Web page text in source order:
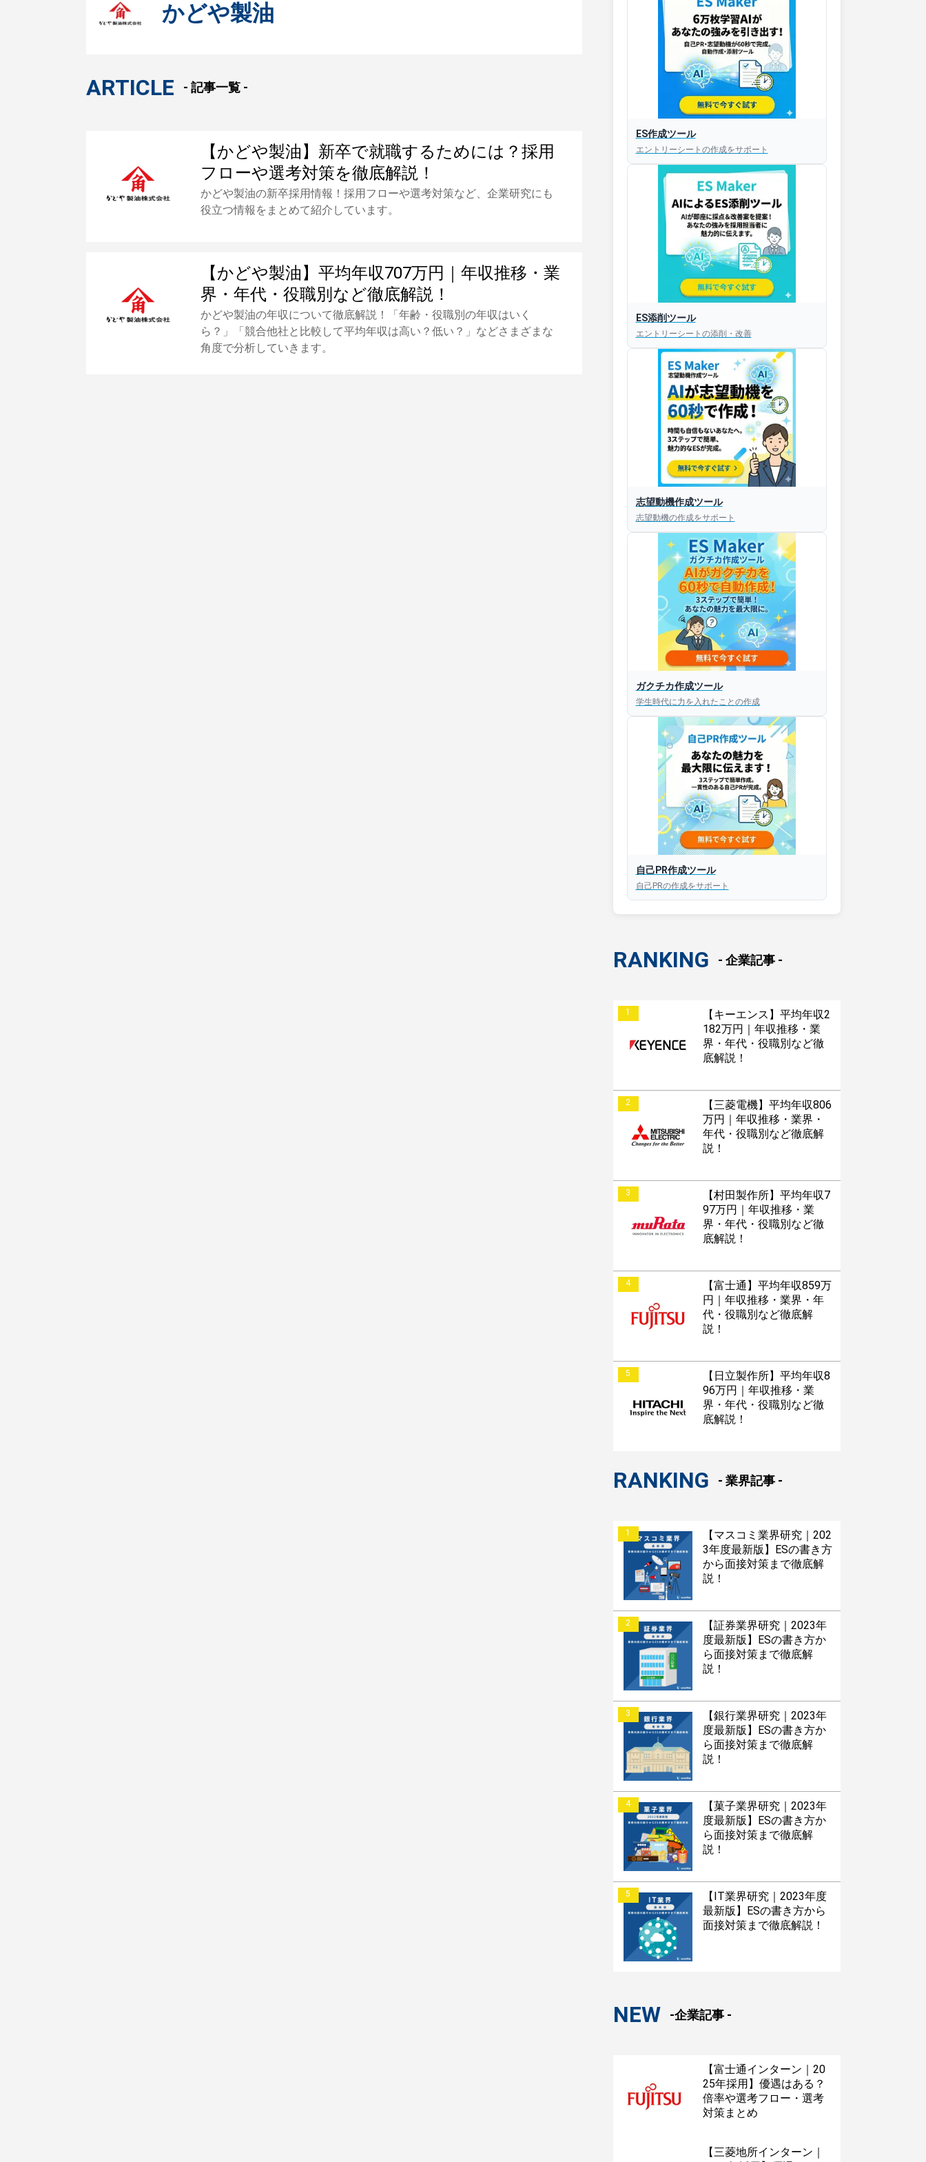
かどや製油
ARTICLE - 記事一覧 -
【かどや製油】新卒で就職するためには？採用
フローや選考対策を徹底解説！
かどや製油の新卒採用情報！採用フローや選考対策など、企業研究にも
役立つ情報をまとめて紹介しています。
【かどや製油】平均年収707万円｜年収推移・業
界・年代・役職別など徹底解説！
かどや製油の年収について徹底解説！「年齢・役職別の年収はいく
ら？」「競合他社と比較して平均年収は高い？低い？」などさまざまな
角度で分析していきます。
ES作成ツール
エントリーシートの作成をサポート
ES添削ツール
エントリーシートの添削・改善
志望動機作成ツール
志望動機の作成をサポート
ガクチカ作成ツール
学生時代に力を入れたことの作成
自己PR作成ツール
自己PRの作成をサポート
RANKING - 企業記事 -
1
【キーエンス】平均年収2
182万円｜年収推移・業
界・年代・役職別など徹
底解説！
2
【三菱電機】平均年収806
万円｜年収推移・業界・
年代・役職別など徹底解
説！
3
【村田製作所】平均年収7
97万円｜年収推移・業
界・年代・役職別など徹
底解説！
4
【富士通】平均年収859万
円｜年収推移・業界・年
代・役職別など徹底解
説！
5
【日立製作所】平均年収8
96万円｜年収推移・業
界・年代・役職別など徹
底解説！
RANKING - 業界記事 -
1
【マスコミ業界研究｜202
3年度最新版】ESの書き方
から面接対策まで徹底解
説！
2
【証券業界研究｜2023年
度最新版】ESの書き方か
ら面接対策まで徹底解
説！
3
【銀行業界研究｜2023年
度最新版】ESの書き方か
ら面接対策まで徹底解
説！
4
【菓子業界研究｜2023年
度最新版】ESの書き方か
ら面接対策まで徹底解
説！
5
【IT業界研究｜2023年度
最新版】ESの書き方から
面接対策まで徹底解説！
NEW -企業記事 -
【富士通インターン｜20
25年採用】優遇はある？
倍率や選考フロー・選考
対策まとめ
【三菱地所インターン｜